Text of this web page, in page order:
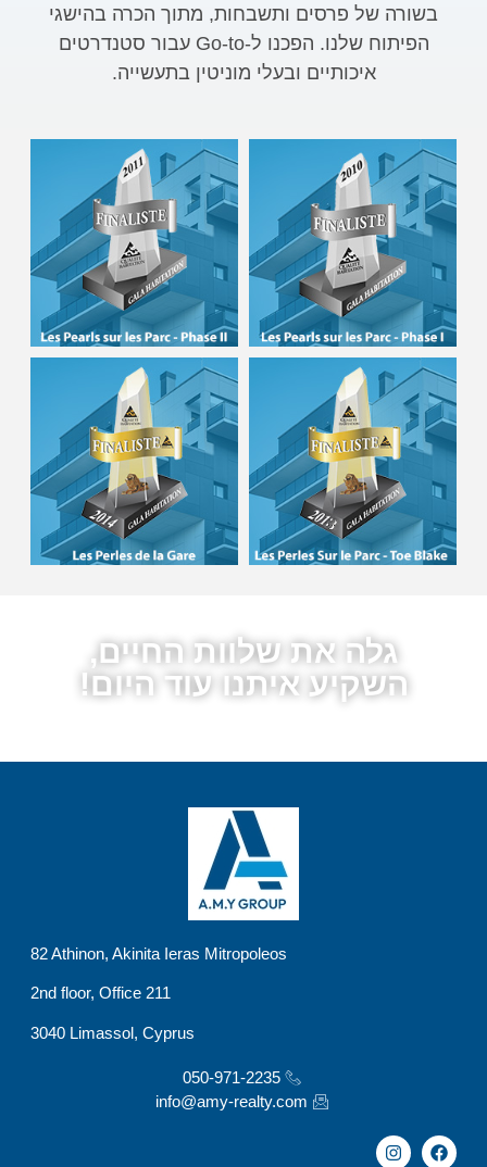
בשורה של פרסים ותשבחות, מתוך הכרה בהישגי
הפיתוח שלנו. הפכנו ל-Go-to עבור סטנדרטים
איכותיים ובעלי מוניטין בתעשייה.
גלה את שלוות החיים,
השקיע איתנו עוד היום!
82 Athinon, Akinita Ieras Mitropoleos
2nd floor, Office 211
3040 Limassol, Cyprus
050-971-2235
info@amy-realty.com